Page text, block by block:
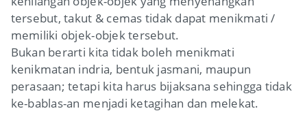
tersebut, takut & cemas tidak dapat menikmati /
memiliki objek-objek tersebut.
Bukan berarti kita tidak boleh menikmati
kenikmatan indria, bentuk jasmani, maupun
perasaan; tetapi kita harus bijaksana sehingga tidak
ke-bablas-an menjadi ketagihan dan melekat.